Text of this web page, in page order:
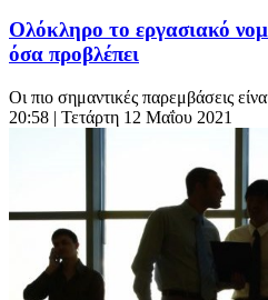
Ολόκληρο το εργασιακό
όσα προβλέπει
Οι πιο σημαντικές παρεμβάσεις
20:58 | Τετάρτη 12 Μαΐου 2021